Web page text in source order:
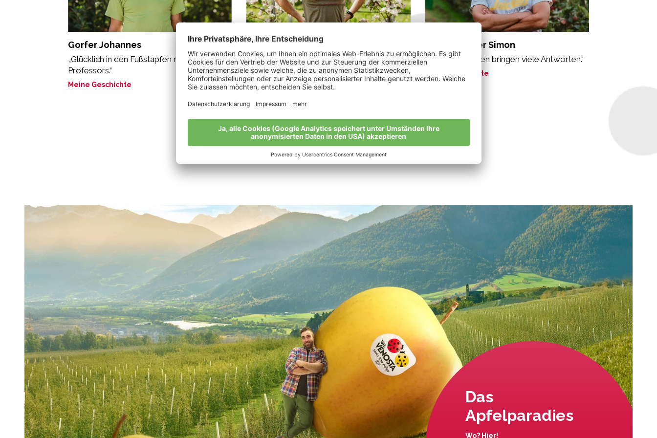
Gorfer Johannes
„Glücklich in den Fußstapfen meines
Professors.“
Meine Geschichte
Pircher Franz
„Die Natur ist nicht programmierbar.“
Meine Geschichte
Kuppelwieser Simon
„Nur viele Fragen bringen viele Antworten.“
Meine Geschichte
Alle Bio-Bauern im Überblick
Das
Apfelparadies
Wo? Hier!